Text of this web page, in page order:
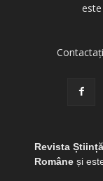
Revista
Româneși